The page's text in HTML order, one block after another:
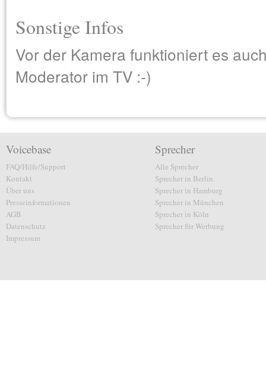
Sonstige Infos
Vor der Kamera funktioniert es
Moderator im TV :-)
Voicebase
FAQ/Hilfe/Support
Kontakt
Über uns
Presseinformationen
AGB
Datenschutz
Impressum
Sprecher
Alle Sprecher
Sprecher in Berlin
Sprecher in Hamburg
Sprecher in München
Sprecher in Köln
Sprecher für Werbung